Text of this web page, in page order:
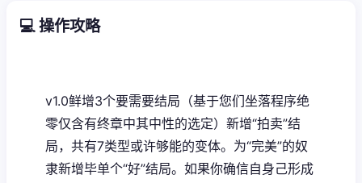
💻 操作攻略
v1.0鲜增3个要需要结局（基于您们坐落程序绝
零仅含有终章中其中性的选定）新增“拍卖”结
局，共有7类型或许够能的变体。为“完美”的奴
隶新增毕单个“好”结局。如果你确信自身己形成